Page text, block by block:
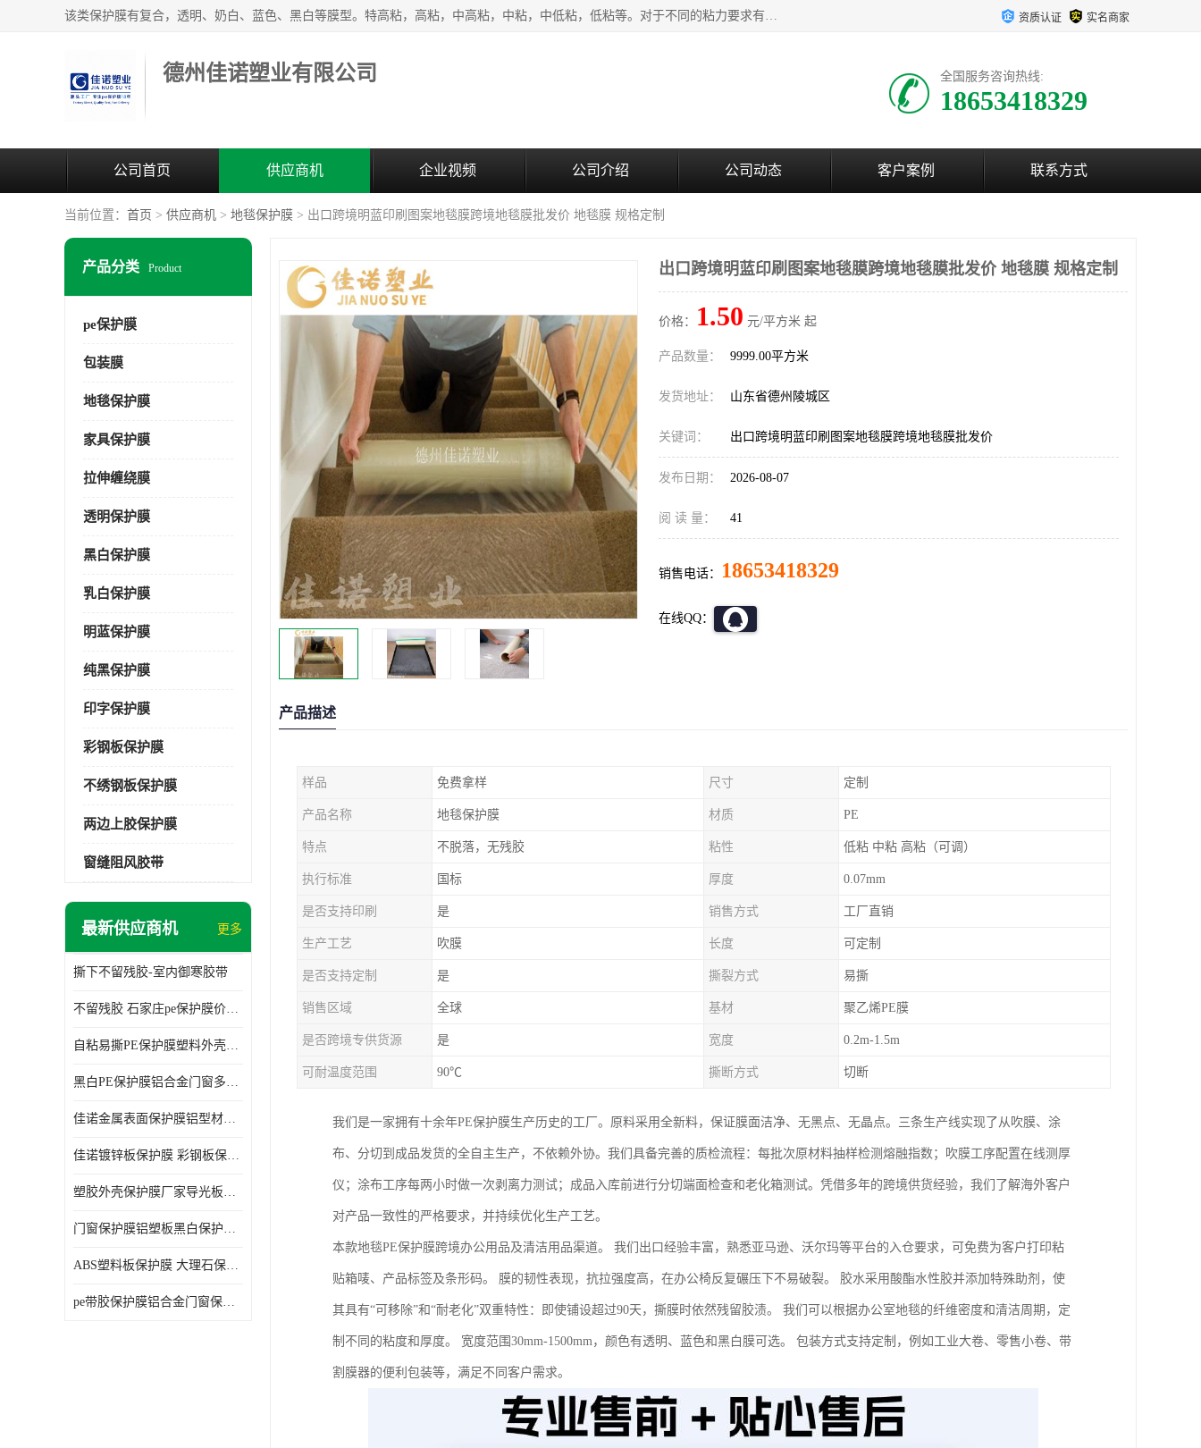
该类保护膜有复合，透明、奶白、蓝色、黑白等膜型。特高粘，高粘，中高粘，中粘，中低粘，低粘等。对于不同的粘力要求有相应的产品相适配。无胶渍残留污染。在较宽的收卷幅度下平整无皱纹，收卷长度大，利于机械化及自动化施工粘贴。为您的产品提供的表面保护解决方案。 产品广泛适用于：铝材、不锈钢、金属、塑料、电子、家电、家具、玻璃、化工材料、装饰材料等。 资质认证 实名商家
德州佳诺塑业有限公司 全国服务咨询热线:
18653418329
公司首页 供应商机 企业视频 公司介绍 公司动态 客户案例 联系方式
当前位置： 首页 > 供应商机 > 地毯保护膜 > 出口跨境明蓝印刷图案地毯膜跨境地毯膜批发价 地毯膜 规格定制
产品分类 Product
pe保护膜
包装膜
地毯保护膜
家具保护膜
拉伸缠绕膜
透明保护膜
黑白保护膜
乳白保护膜
明蓝保护膜
纯黑保护膜
印字保护膜
彩钢板保护膜
不绣钢板保护膜
两边上胶保护膜
窗缝阻风胶带
最新供应商机 更多
撕下不留残胶-室内御寒胶带
不留残胶 石家庄pe保护膜价格 塑料薄膜
自粘易撕PE保护膜塑料外壳导光板亚克力板膜操作方便
黑白PE保护膜铝合金门窗多种颜色支持定制生产
佳诺金属表面保护膜铝型材保护膜不留残胶铝合金窗框保护胶带
佳诺镀锌板保护膜 彩钢板保护pe保护膜
塑胶外壳保护膜厂家导光板保护膜 铝单板保护膜胶带易撕不留胶
门窗保护膜铝塑板黑白保护膜外墙保温板保护膜
ABS塑料板保护膜 大理石保护膜 缠鱼竿保护膜
pe带胶保护膜铝合金门窗保护不锈钢板保护膜大理石建筑材料保护
出口跨境明蓝印刷图案地毯膜跨境地毯膜批发价 地毯膜 规格定制
价格： 1.50 元/平方米 起
产品数量： 9999.00平方米
发货地址： 山东省德州陵城区
关键词： 出口跨境明蓝印刷图案地毯膜跨境地毯膜批发价
发布日期： 2026-08-07
阅 读 量： 41
销售电话： 18653418329
在线QQ：
产品描述
样品 免费拿样 尺寸 定制
产品名称 地毯保护膜 材质 PE
特点 不脱落，无残胶 粘性 低粘 中粘 高粘（可调）
执行标准 国标 厚度 0.07mm
是否支持印刷 是 销售方式 工厂直销
生产工艺 吹膜 长度 可定制
是否支持定制 是 撕裂方式 易撕
销售区域 全球 基材 聚乙烯PE膜
是否跨境专供货源 是 宽度 0.2m-1.5m
可耐温度范围 90℃ 撕断方式 切断
我们是一家拥有十余年PE保护膜生产历史的工厂。原料采用全新料，保证膜面洁净、无黑点、无晶点。三条生产线实现了从吹膜、涂
布、分切到成品发货的全自主生产，不依赖外协。我们具备完善的质检流程：每批次原材料抽样检测熔融指数；吹膜工序配置在线测厚
仪；涂布工序每两小时做一次剥离力测试；成品入库前进行分切端面检查和老化箱测试。凭借多年的跨境供货经验，我们了解海外客户
对产品一致性的严格要求，并持续优化生产工艺。
本款地毯PE保护膜跨境办公用品及清洁用品渠道。 我们出口经验丰富，熟悉亚马逊、沃尔玛等平台的入仓要求，可免费为客户打印粘
贴箱唛、产品标签及条形码。 膜的韧性表现，抗拉强度高，在办公椅反复碾压下不易破裂。 胶水采用酸酯水性胶并添加特殊助剂，使
其具有“可移除”和“耐老化”双重特性：即使铺设超过90天，撕膜时依然残留胶渍。 我们可以根据办公室地毯的纤维密度和清洁周期，定
制不同的粘度和厚度。 宽度范围30mm-1500mm，颜色有透明、蓝色和黑白膜可选。 包装方式支持定制，例如工业大卷、零售小卷、带
割膜器的便利包装等，满足不同客户需求。